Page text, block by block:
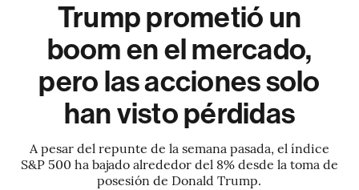
Trump prometió un
boom en el mercado,
pero las acciones solo
han visto pérdidas
A pesar del repunte de la semana pasada, el índice
S&P 500 ha bajado alrededor del 8% desde la toma de
posesión de Donald Trump.